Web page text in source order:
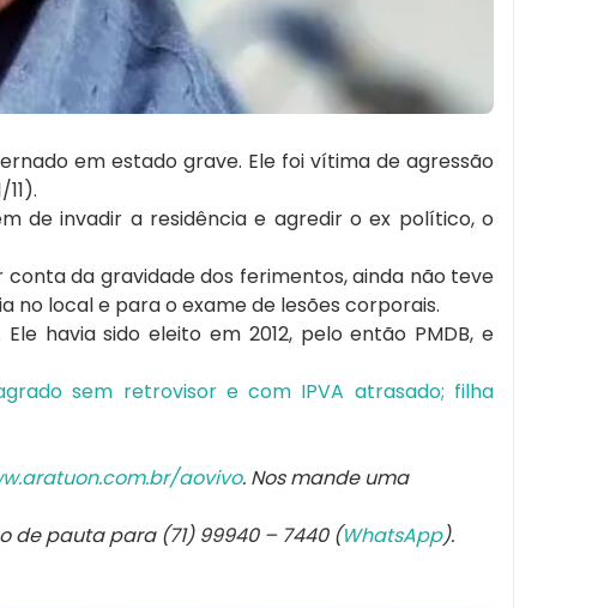
em estado grave. Ele foi vítima de agressão
de invadir a residência e agredir o ex político, o
conta da gravidade dos ferimentos, ainda não teve
no local e para o exame de lesões corporais.
havia sido eleito em 2012, pelo então PMDB, e
sem retrovisor e com IPVA atrasado; filha
aovivo. Nos mande uma
de pauta para (71) 99940 – 7440 (WhatsApp).